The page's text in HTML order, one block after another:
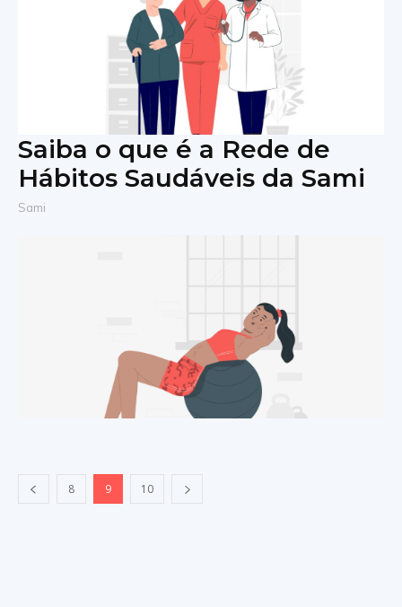
Saiba o que é a Rede de
Hábitos Saudáveis da Sami
Sami
8 9 10